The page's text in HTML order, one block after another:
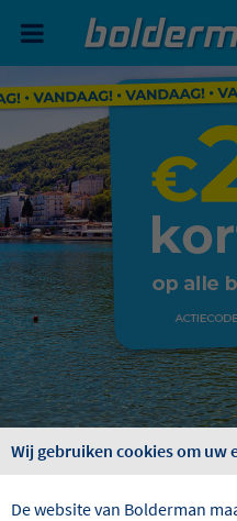
Zoek en boek uw
Wij gebruiken cookies om uw
De website van Bolderman